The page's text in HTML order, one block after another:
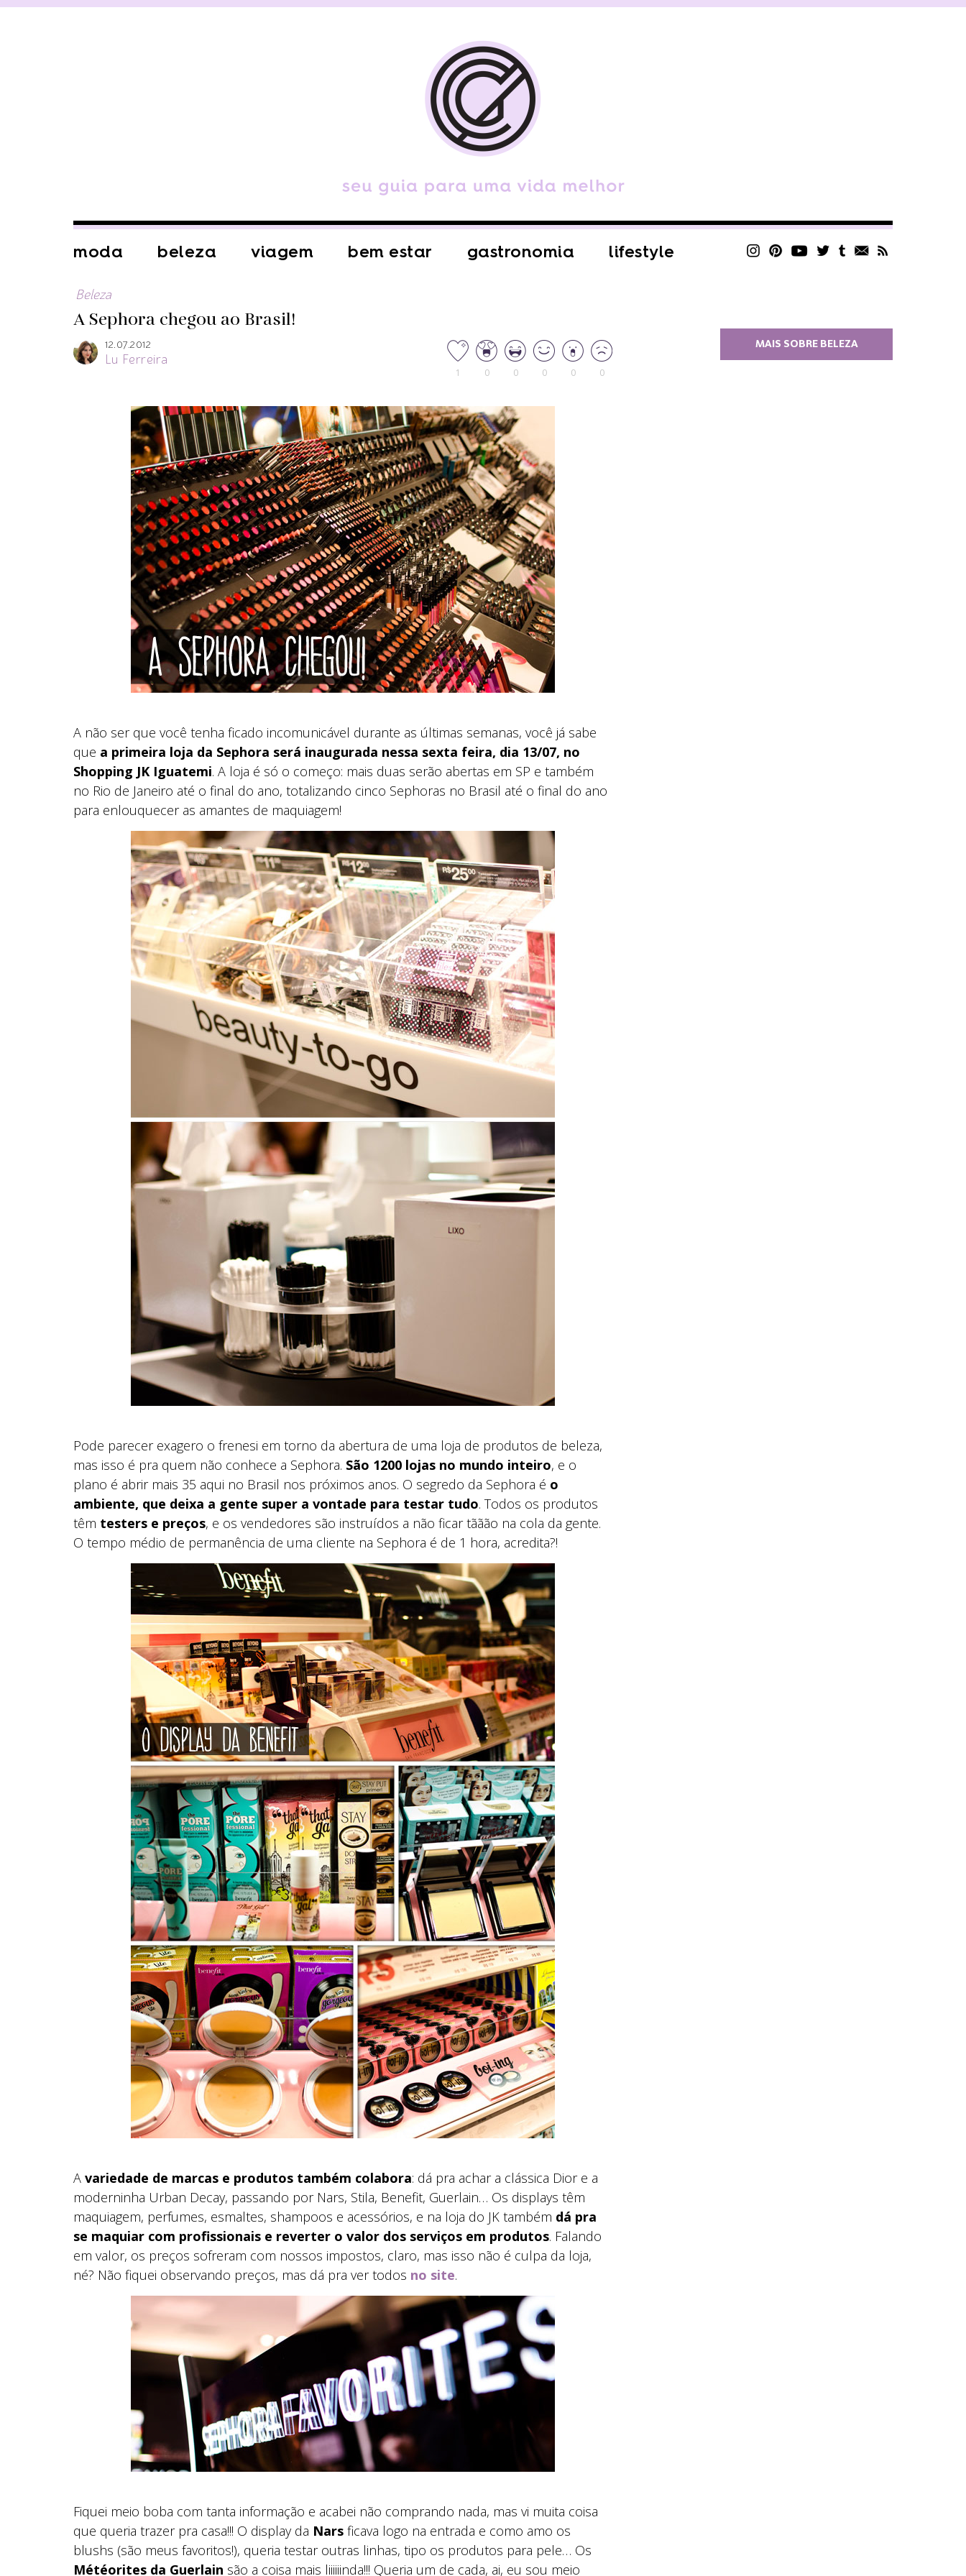
moda beleza viagem bem estar gastronomia lifestyle
Beleza
A Sephora chegou ao Brasil!
12.07.2012
Lu Ferreira
1 0 0 0 0 0
A não ser que você tenha ficado incomunicável durante as últimas semanas, você já sabe
que a primeira loja da Sephora será inaugurada nessa sexta feira, dia 13/07, no
Shopping JK Iguatemi. A loja é só o começo: mais duas serão abertas em SP e também
no Rio de Janeiro até o final do ano, totalizando cinco Sephoras no Brasil até o final do ano
para enlouquecer as amantes de maquiagem!
Pode parecer exagero o frenesi em torno da abertura de uma loja de produtos de beleza,
mas isso é pra quem não conhece a Sephora. São 1200 lojas no mundo inteiro, e o
plano é abrir mais 35 aqui no Brasil nos próximos anos. O segredo da Sephora é o
ambiente, que deixa a gente super a vontade para testar tudo. Todos os produtos
têm testers e preços, e os vendedores são instruídos a não ficar tããão na cola da gente.
O tempo médio de permanência de uma cliente na Sephora é de 1 hora, acredita?!
A variedade de marcas e produtos também colabora: dá pra achar a clássica Dior e a
moderninha Urban Decay, passando por Nars, Stila, Benefit, Guerlain… Os displays têm
maquiagem, perfumes, esmaltes, shampoos e acessórios, e na loja do JK também dá pra
se maquiar com profissionais e reverter o valor dos serviços em produtos. Falando
em valor, os preços sofreram com nossos impostos, claro, mas isso não é culpa da loja,
né? Não fiquei observando preços, mas dá pra ver todos no site.
Fiquei meio boba com tanta informação e acabei não comprando nada, mas vi muita coisa
que queria trazer pra casa!!! O display da Nars ficava logo na entrada e como amo os
blushs (são meus favoritos!), queria testar outras linhas, tipo os produtos para pele… Os
Météorites da Guerlain são a coisa mais liiiiiinda!!! Queria um de cada, ai, eu sou meio
MAIS SOBRE BELEZA